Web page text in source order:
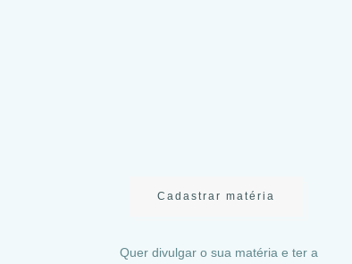
Cadastrar matéria
Quer divulgar o sua matéria e ter a